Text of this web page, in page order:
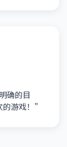
确的目
的游戏！"